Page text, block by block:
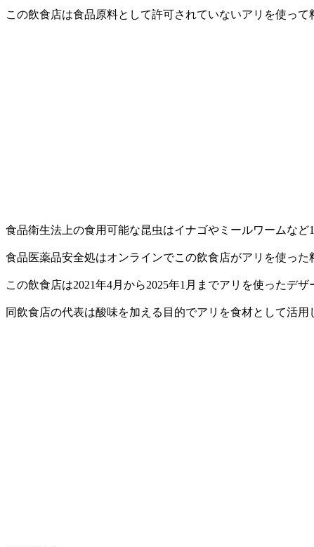
この飲食店は食品原料として許可されていないアリを使って
食品衛生法上の食用可能な昆虫はイナゴやミールワームなど
食品医薬品安全処はオンラインでこの飲食店がアリを使っ
この飲食店は2021年4月から2025年1月までアリを使ったデ
同飲食店の代表は酸味を加える目的でアリを食材として活